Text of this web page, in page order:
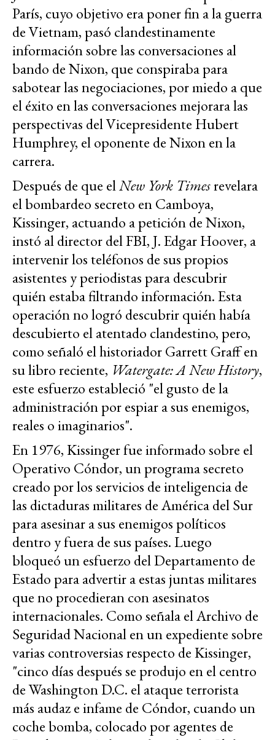
París, cuyo objetivo era poner fin a la guerra
de Vietnam, pasó clandestinamente
información sobre las conversaciones al
bando de Nixon, que conspiraba para
sabotear las negociaciones, por miedo a que
el éxito en las conversaciones mejorara las
perspectivas del Vicepresidente Hubert
Humphrey, el oponente de Nixon en la
carrera.
Después de que elNew York Timesrevelara
el bombardeo secreto en Camboya,
Kissinger, actuando a petición de Nixon,
instó al director del FBI, J. Edgar Hoover, a
intervenir los teléfonos de sus propios
asistentes y periodistas para descubrir
quién estaba filtrando información. Esta
operación no logró descubrir quién había
descubierto el atentado clandestino, pero,
como señaló el historiador Garrett Graff en
su libro reciente, Watergate: A New History,
este esfuerzo estableció "el gusto de la
administración por espiar a sus enemigos,
reales o imaginarios".
En 1976, Kissinger fue informado sobre el
Operativo Cóndor, un programa secreto
creado por los servicios de inteligencia de
las dictaduras militares de América del Sur
para asesinar a sus enemigos políticos
dentro y fuera de sus países. Luego
bloqueó un esfuerzo del Departamento de
Estado para advertir a estas juntas militares
que no procedieran con asesinatos
internacionales. Como señala el Archivo de
Seguridad Nacional en un expediente sobre
varias controversias respecto de Kissinger,
"cinco días después se produjo en el centro
de Washington D.C. el ataque terrorista
más audaz e infame de Cóndor, cuando un
coche bomba, colocado por agentes de